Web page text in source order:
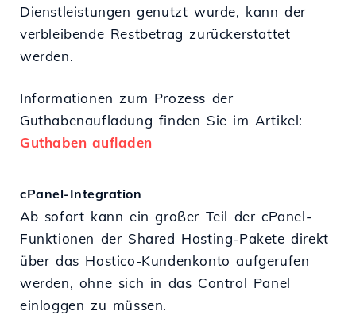
Dienstleistungen genutzt wurde, kann der
verbleibende Restbetrag zurückerstattet
werden.
Informationen zum Prozess der
Guthabenaufladung finden Sie im Artikel:
Guthaben aufladen
cPanel-Integration
Ab sofort kann ein großer Teil der cPanel-
Funktionen der Shared Hosting-Pakete direkt
über das Hostico-Kundenkonto aufgerufen
werden, ohne sich in das Control Panel
einloggen zu müssen.